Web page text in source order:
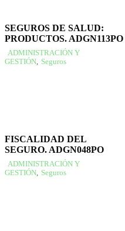
SEGUROS DE SALUD:
PRODUCTOS. ADGN113PO
ADMINISTRACIÓN Y
GESTIÓN
Seguros
FISCALIDAD DEL
SEGURO. ADGN048PO
ADMINISTRACIÓN Y
GESTIÓN
Seguros